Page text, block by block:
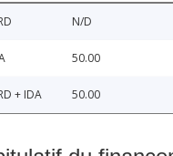
N/D
50.00
+ IDA 50.00